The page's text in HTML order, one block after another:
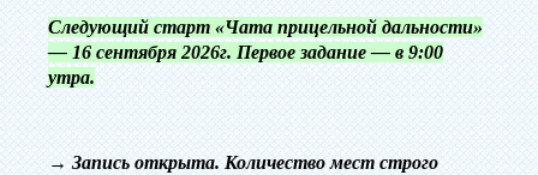
Следующий старт «Чата прицельной дальности»
— 16 сентября 2026г. Первое задание — в 9:00
утра.
→ ‎Запись открыта. Количество мест строго